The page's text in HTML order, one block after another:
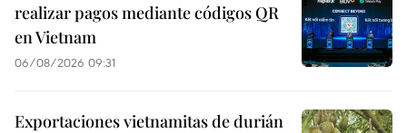
realizar pagos mediante códigos QR
en Vietnam
06/08/2026 09:31
Exportaciones vietnamitas de durián